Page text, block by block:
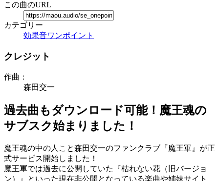
この曲のURL
カテゴリー
効果音ワンポイント
クレジット
作曲：
森田交一
過去曲もダウンロード可能！魔王魂の
サブスク始まりました！
魔王魂の中の人こと森田交一のファンクラブ『魔王軍』が正
式サービス開始しました！
魔王軍では過去に公開していた『枯れない花（旧バージョ
ン）』といった現在非公開となっている楽曲や姉妹サイト